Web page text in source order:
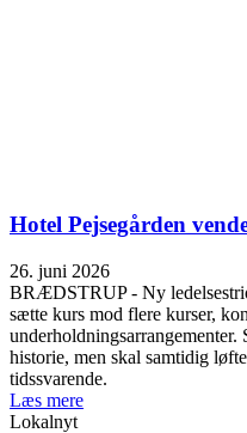
Hotel Pejsegården
26. juni 2026
BRÆDSTRUP - Ny
sætte kurs mod flere kurser,
underholdningsarrangementer.
historie, men skal samtidig
tidssvarende.
Læs mere
Lokalnyt